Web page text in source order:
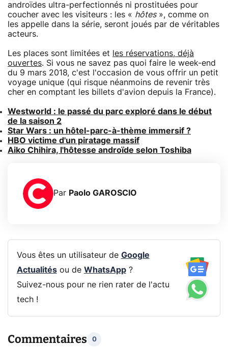
androïdes ultra-perfectionnés ni prostituées pour
coucher avec les visiteurs : les « hôtes», comme on
les appelle dans la série, seront joués par de véritables
acteurs.
Les places sont limitées et
les réservations, déjà
ouvertes. Si vous ne savez pas quoi faire le week-end
du 9 mars 2018, c'est l'occasion de vous offrir un petit
voyage unique (qui risque néanmoins de revenir très
cher en comptant les billets d'avion depuis la France).
Westworld : le passé du parc exploré dans le début
de la saison 2
Star Wars : un hôtel-parc-à-thème immersif ?
HBO victime d'un piratage massif
Aiko Chihira, l'hôtesse androïde selon Toshiba
Par Paolo GAROSCIO
Vous êtes un utilisateur de Google
Actualitésou de WhatsApp?
Suivez-nous pour ne rien rater de l'actu
tech !
Commentaires 0